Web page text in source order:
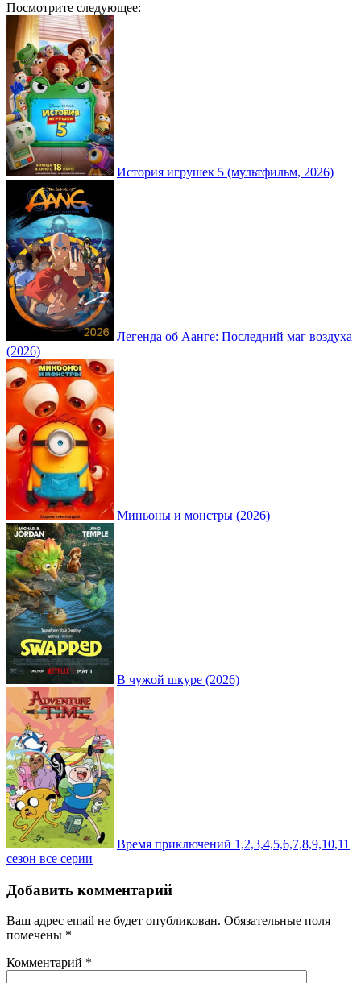
Посмотрите следующее:
История игрушек 5 (мультфильм, 2026)
Легенда об Аанге: Последний маг воздуха
(2026)
Миньоны и монстры (2026)
В чужой шкуре (2026)
Время приключений 1,2,3,4,5,6,7,8,9,10,11
сезон все серии
Добавить комментарий
Ваш адрес email не будет опубликован. Обязательные поля
помечены *
Комментарий *